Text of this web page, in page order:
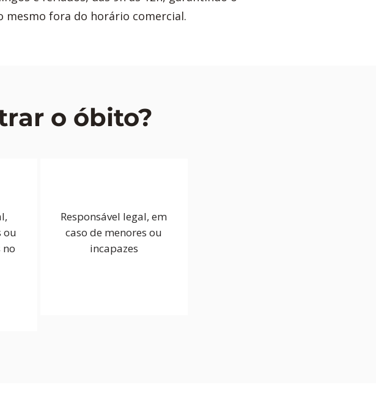
fora do horário comercial.
o óbito?
ou
no
Responsável legal, em
caso de menores ou
incapazes